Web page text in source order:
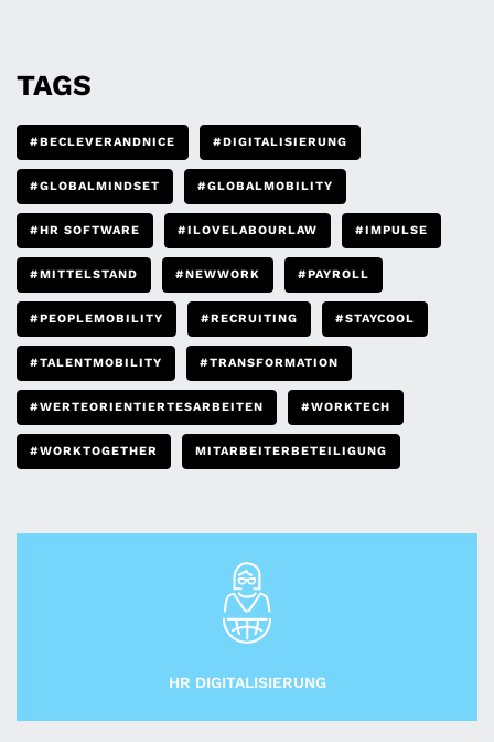
TAGS
#BECLEVERANDNICE #DIGITALISIERUNG
#GLOBALMINDSET #GLOBALMOBILITY
#HR SOFTWARE #ILOVELABOURLAW #IMPULSE
#MITTELSTAND #NEWWORK #PAYROLL
#PEOPLEMOBILITY #RECRUITING #STAYCOOL
#TALENTMOBILITY #TRANSFORMATION
#WERTEORIENTIERTESARBEITEN #WORKTECH
#WORKTOGETHER MITARBEITERBETEILIGUNG
HR DIGITALISIERUNG